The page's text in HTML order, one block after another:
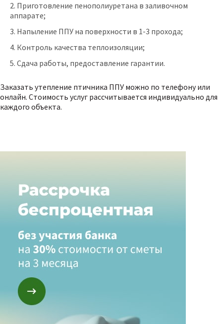
Приготовление пенополиуретана в заливочном
аппарате;
Напыление ППУ на поверхности в 1-3 прохода;
Контроль качества теплоизоляции;
Сдача работы, предоставление гарантии.
Заказать утепление птичника ППУ можно по телефону или
онлайн. Стоимость услуг рассчитывается индивидуально для
каждого объекта.